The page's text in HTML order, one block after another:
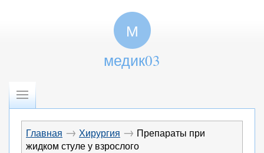
М
медик03
Главная → Хирургия → Препараты при
жидком стуле у взрослого